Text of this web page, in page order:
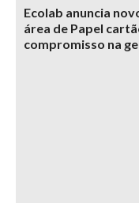
Ecolab anuncia
área de Papel
compromisso na